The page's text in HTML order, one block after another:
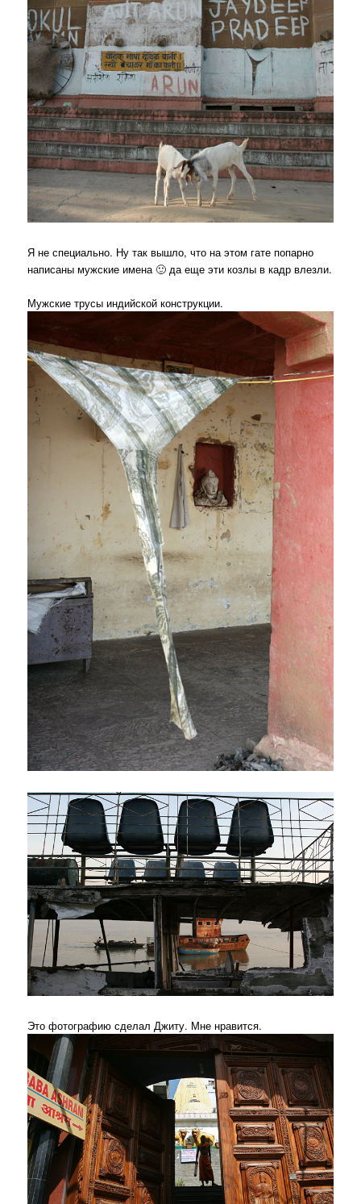
Я не специально. Ну так вышло, что на этом гате попарно
написаны мужские имена 🙂 да еще эти козлы в кадр влезли.
Мужские трусы индийской конструкции.
Это фотографию сделал Джиту. Мне нравится.